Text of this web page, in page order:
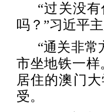
“过关没
吗？”习近平
“通关非
市坐地铁一
居住的澳门
受。